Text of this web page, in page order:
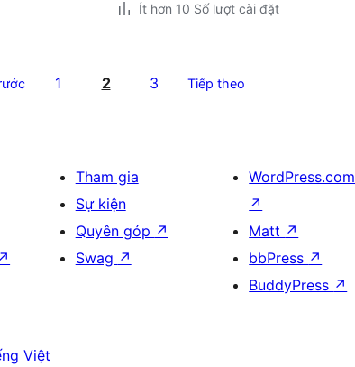
Ít hơn 10 Số lượt cài đặt
1 2 3 Tiếp theo
↗
Tham gia
Sự kiện
Quyên góp ↗
Swag ↗
WordPress.com
↗
Matt ↗
bbPress ↗
BuddyPress ↗
Việt